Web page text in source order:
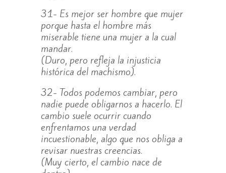
31- Es mejor ser hombre que mujer
porque hasta el hombre más
miserable tiene una mujer a la cual
mandar.
(Duro, pero refleja la injusticia
histórica del machismo).
32- Todos podemos cambiar, pero
nadie puede obligarnos a hacerlo. El
cambio suele ocurrir cuando
enfrentamos una verdad
incuestionable, algo que nos obliga a
revisar nuestras creencias.
(Muy cierto, el cambio nace de